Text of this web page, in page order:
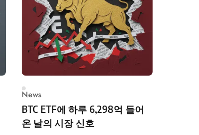
News
BTC ETF에 하루 6,298억 들어
온 날의 시장 신호